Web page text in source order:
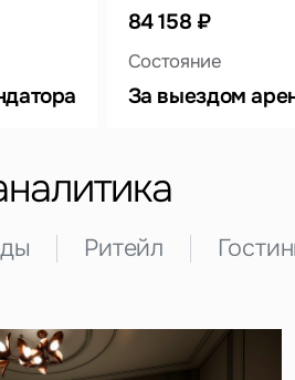
84 158 ₽
Состояние
За выездом
Ритейл